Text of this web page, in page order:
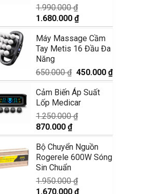
1.990.000₫
Giá
gốc
là:
1.990.000 ₫.
1.680.000 ₫Giá
hiện
tại
là:
Máy Massage Cầm
Tay Metis 16 Đầu Đa
Năng
650.000₫ Giá
gốc
là:
650.000 ₫.
450.000 ₫Giá
hiện
Cảm Biến Áp Suất
Lốp Medicar
1.250.000₫
Giá
gốc
là:
1.250.000 ₫.
870.000 ₫Giá
hiện
tại
là:
Bộ Chuyển Nguồn
Rogerele 600W Sóng
Sin Chuẩn
1.950.000₫
Giá
1.670.000 ₫Giá